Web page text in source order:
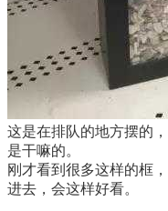
这是在排队的地方摆的
是干嘛的。
刚才看到很多这样的框
进去，会这样好看。